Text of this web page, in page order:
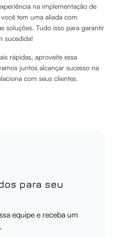
na implementação de
tem uma aliada com
soluções. Tudo isso para garantir
sucedida!
rápidas, aproveite essa
juntos alcançar sucesso na
com seus clientes.
para seu
equipe e receba um